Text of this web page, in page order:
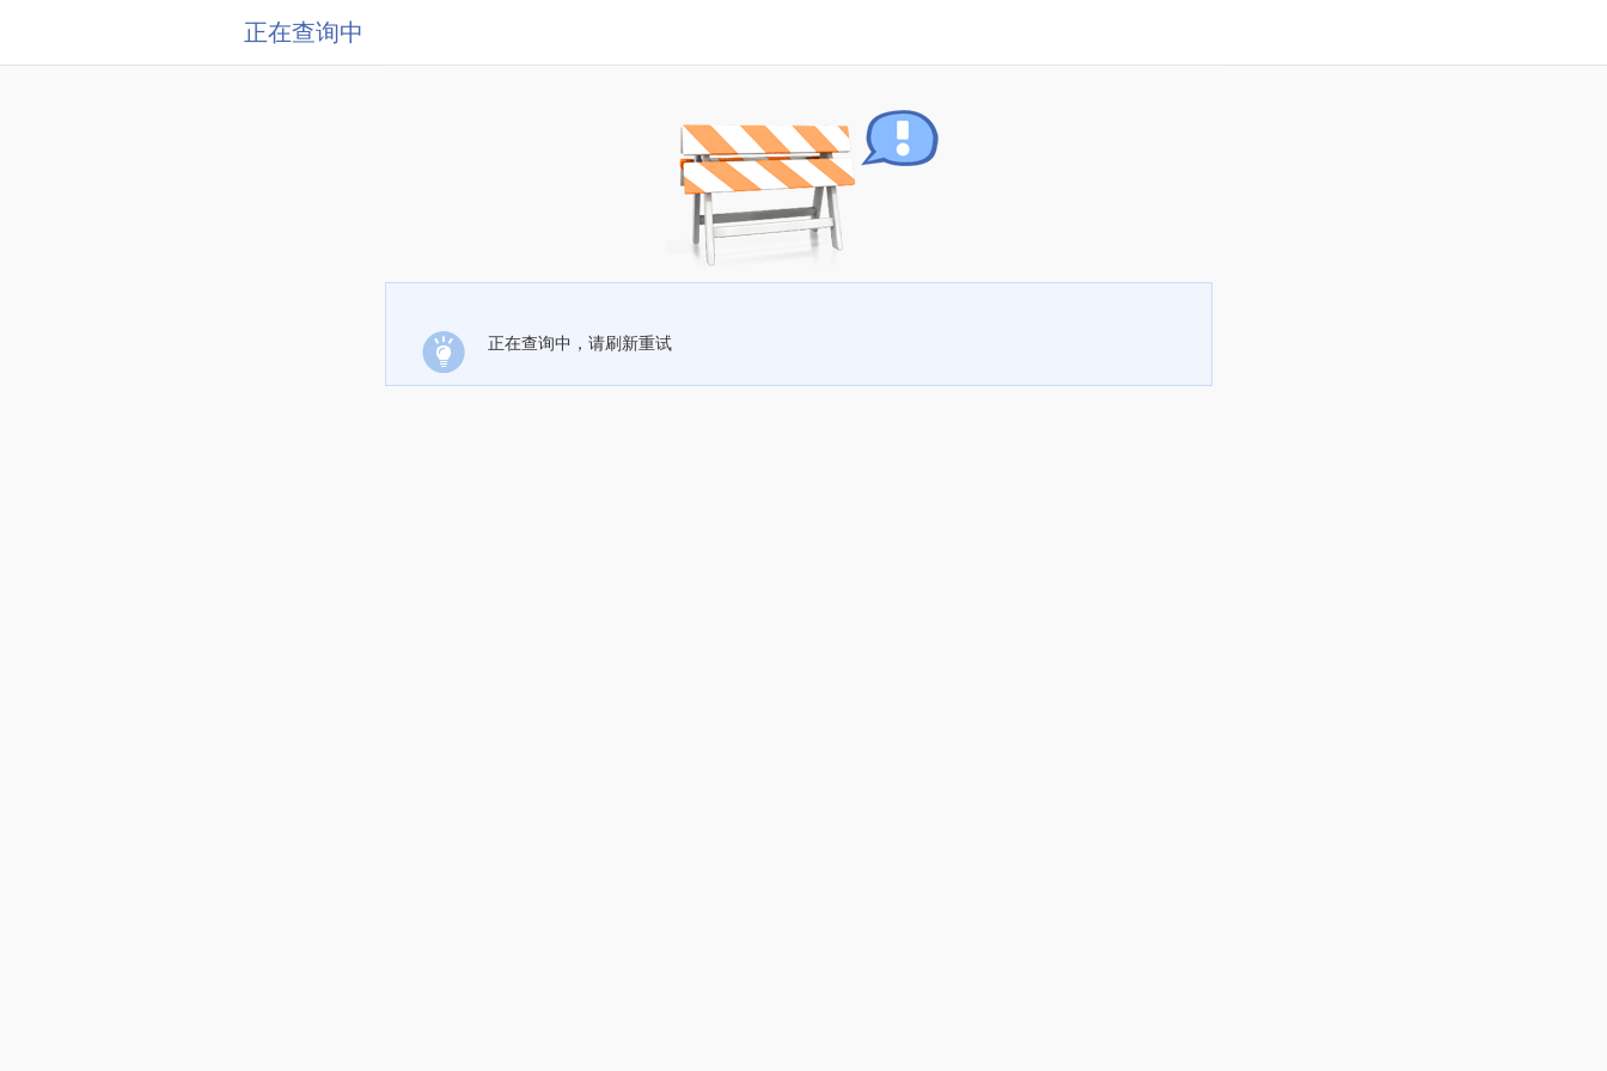
正在查询中
正在查询中，请刷新重试